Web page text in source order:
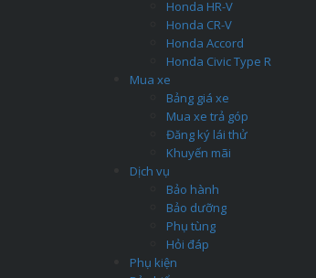
Honda HR-V
Honda CR-V
Honda Accord
Honda Civic Type R
Mua xe
Bảng giá xe
Mua xe trả góp
Đăng ký lái thử
Khuyến mãi
Dịch vụ
Bảo hành
Bảo dưỡng
Phụ tùng
Hỏi đáp
Phụ kiện